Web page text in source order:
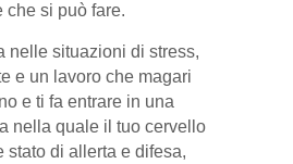
che si può fare.
nelle situazioni di stress,
e un lavoro che magari
e ti fa entrare in una
nella quale il tuo cervello
stato di allerta e difesa,